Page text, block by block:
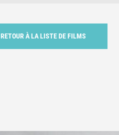
RETOUR À LA LISTE DE FILMS